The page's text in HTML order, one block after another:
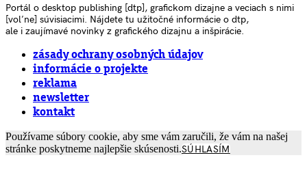
Portál o desktop publishing [dtp], grafickom dizajne a veciach s nimi
[voľne] súvisiacimi. Nájdete tu užitočné informácie o dtp,
ale i zaujímavé novinky z grafického dizajnu a inšpirácie.
zásady ochrany osobných údajov
informácie o projekte
reklama
newsletter
kontakt
Používame súbory cookie, aby sme vám zaručili, že vám na našej
stránke poskytneme najlepšie skúsenosti.SÚHLASÍM